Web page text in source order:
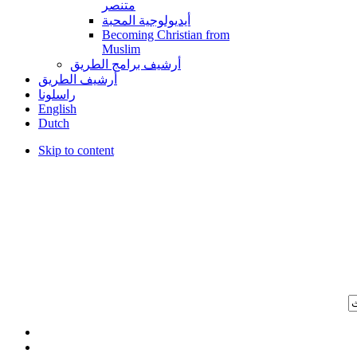
متنصر
أيديولوجية المحبة
Becoming Christian from
Muslim
أرشيف برامج الطريق
أرشيف الطريق
راسلونا
English
Dutch
Skip to content